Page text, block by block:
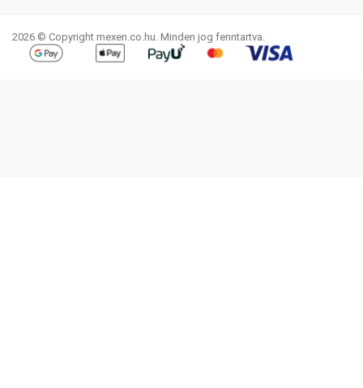
2026 © Copyright mexen.co.hu. Minden jog fenntartva.